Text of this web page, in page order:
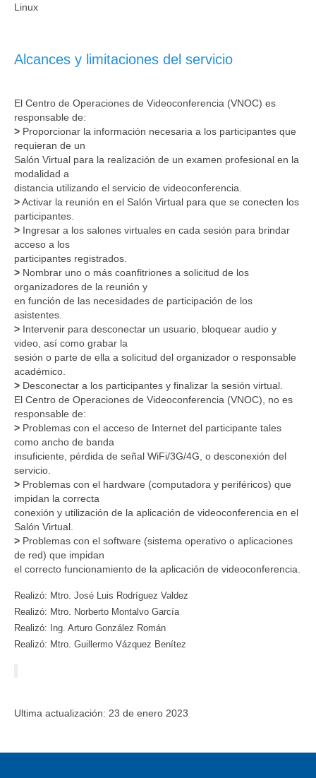
Linux
Alcances y limitaciones del servicio
El Centro de Operaciones de Videoconferencia (VNOC) es
responsable de:
> Proporcionar la información necesaria a los participantes que
requieran de un
Salón Virtual para la realización de un examen profesional en la
modalidad a
distancia utilizando el servicio de videoconferencia.
>Activar la reunión en el Salón Virtual para que se conecten los
participantes.
> Ingresar a los salones virtuales en cada sesión para brindar
acceso a los
participantes registrados.
> Nombrar uno o más coanfitriones a solicitud de los
organizadores de la reunión y
en función de las necesidades de participación de los
asistentes.
> Intervenir para desconectar un usuario, bloquear audio y
video, así como grabar la
sesión o parte de ella a solicitud del organizador o responsable
académico.
> Desconectar a los participantes y finalizar la sesión virtual.
El Centro de Operaciones de Videoconferencia (VNOC), no es
responsable de:
> Problemas con el acceso de Internet del participante tales
como ancho de banda
insuficiente, pérdida de señal WiFi/3G/4G, o desconexión del
servicio.
> Problemas con el hardware (computadora y periféricos) que
impidan la correcta
conexión y utilización de la aplicación de videoconferencia en el
Salón Virtual.
> Problemas con el software (sistema operativo o aplicaciones
de red) que impidan
el correcto funcionamiento de la aplicación de videoconferencia.
Realizó: Mtro. José Luis Rodríguez Valdez
Realizó: Mtro. Norberto Montalvo García
Realizó: Ing. Arturo González Román
Realizó: Mtro. Guillermo Vázquez Benítez
Ultima actualización: 23 de enero 2023